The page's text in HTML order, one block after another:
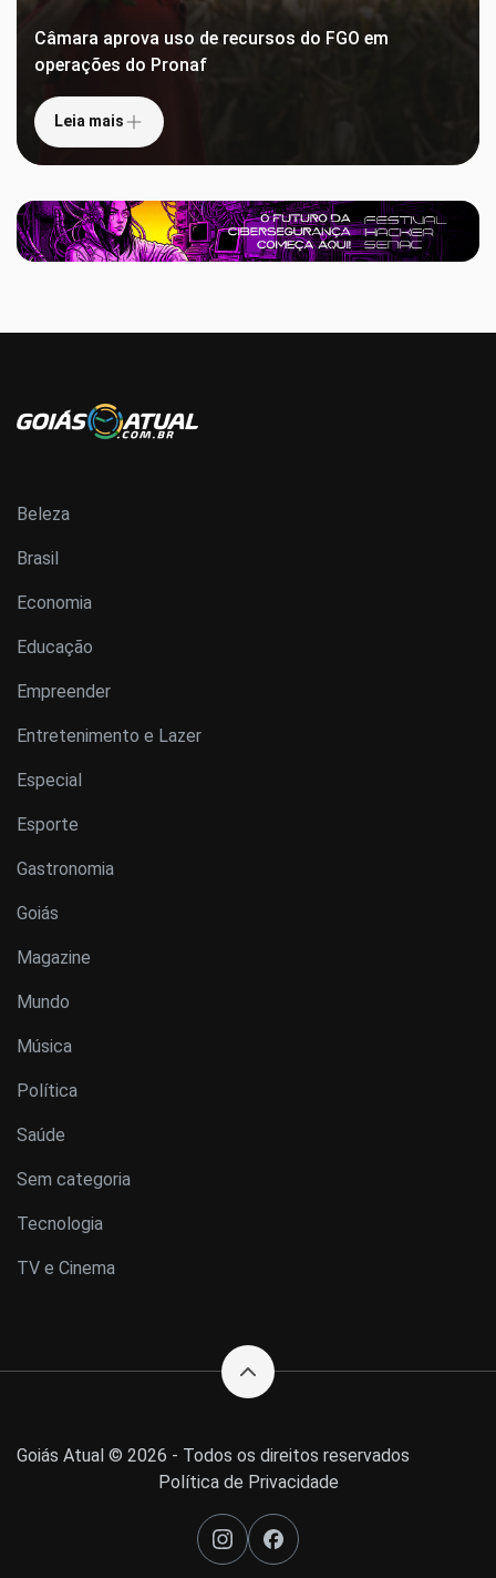
Câmara aprova uso de recursos do FGO em
operações do Pronaf
Leia mais
Beleza
Brasil
Economia
Educação
Empreender
Entretenimento e Lazer
Especial
Esporte
Gastronomia
Goiás
Magazine
Mundo
Música
Política
Saúde
Sem categoria
Tecnologia
TV e Cinema
Goiás Atual © 2026 - Todos os direitos reservados
Política de Privacidade